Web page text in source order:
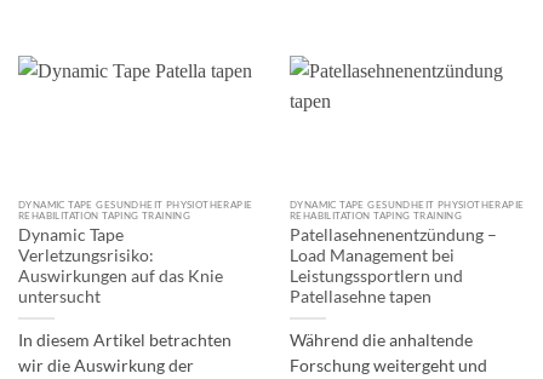
DYNAMIC TAPE GESUNDHEIT PHYSIOTHERAPIE
REHABILITATION TAPING TRAINING
Dynamic Tape
Verletzungsrisiko:
Auswirkungen auf das Knie
untersucht
In diesem Artikel betrachten
wir die Auswirkung der
DYNAMIC TAPE GESUNDHEIT PHYSIOTHERAPIE
REHABILITATION TAPING TRAINING
Patellasehnenentzündung –
Load Management bei
Leistungssportlern und
Patellasehne tapen
Während die anhaltende
Forschung weitergeht und